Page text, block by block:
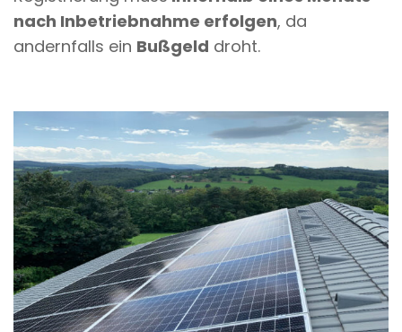
nach Inbetriebnahme erfolgen, da
andernfalls ein Bußgeld droht.